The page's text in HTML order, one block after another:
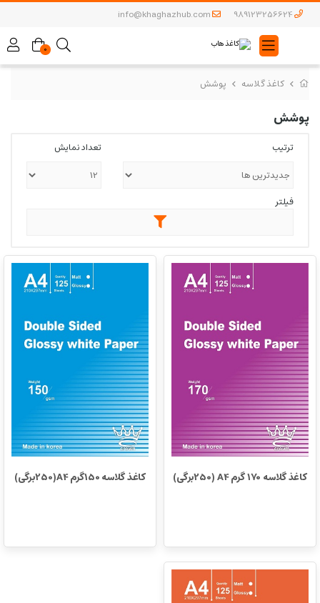
کاغذ گلاسه پوشش
پوشش
ترتیب تعداد نمایش
فیلتر
کاغذ گلاسه 170 گرم A4 (250برگی) کاغذ گلاسه 150گرم A4(250برگی)
info@khaghazhub.com
0